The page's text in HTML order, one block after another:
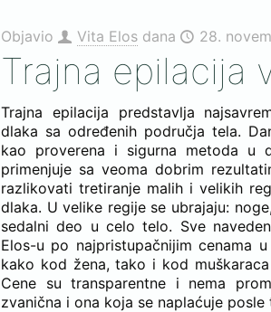
Objavio Vita Elos dana 28.
Trajna epilacija
Trajna epilacija predstavlja
dlaka sa određenih područja tela.
kao proverena i sigurna metoda u
primenjuje sa veoma dobrim
razlikovati tretiranje malih i velikih
dlaka. U velike regije se ubrajaju:
sedalni deo u celo telo. Sve
Elos-u po najpristupačnijim cenama
kako kod žena, tako i kod
Cene su transparentne i nema
zvanična i ona koja se naplaćuje posle